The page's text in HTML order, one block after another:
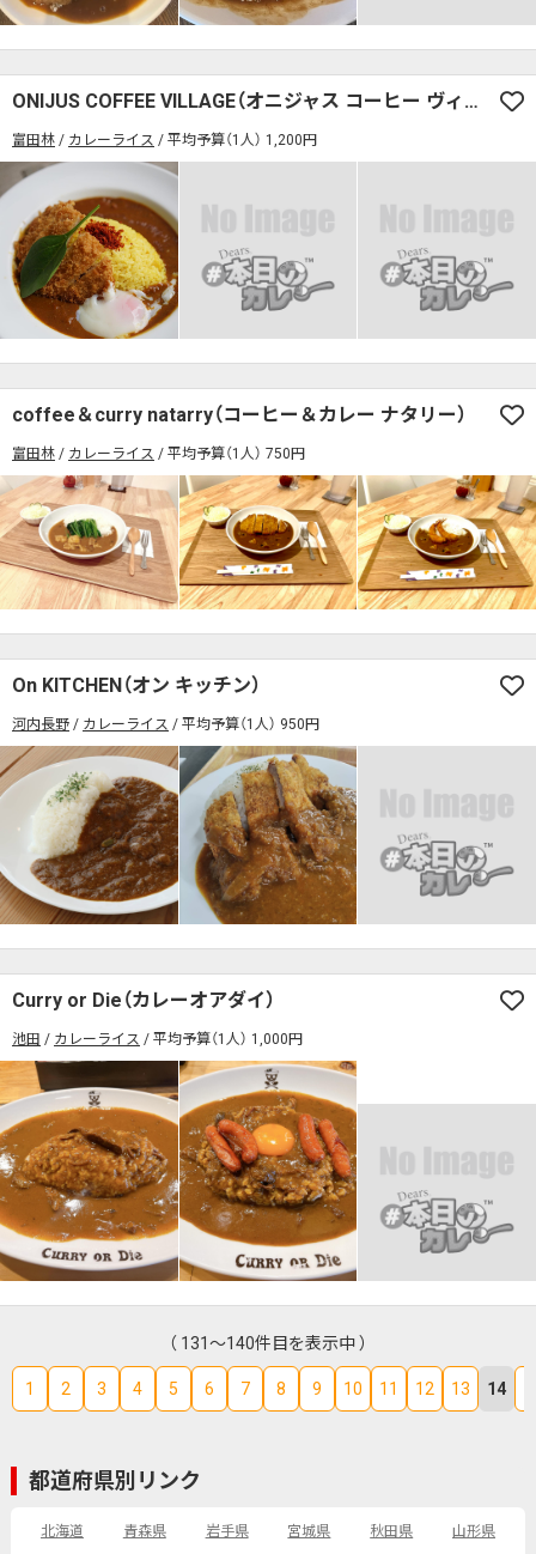
ONIJUS COFFEE VILLAGE（オニジャス コーヒー ヴィレッジ）
富田林 カレーライス 平均予算（1人） 1,200円
coffee＆curry natarry（コーヒー＆カレー ナタリー）
富田林 カレーライス 平均予算（1人） 750円
On KITCHEN（オン キッチン）
河内長野 カレーライス 平均予算（1人） 950円
Curry or Die（カレーオアダイ）
池田 カレーライス 平均予算（1人） 1,000円
（ 131～140件目を表示中 ）
1 2 3 4 5 6 7 8 9 10 11 12 13 14
都道府県別リンク
北海道 青森県 岩手県 宮城県 秋田県
山形県